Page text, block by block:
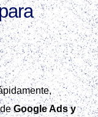
deGoogle Ads y